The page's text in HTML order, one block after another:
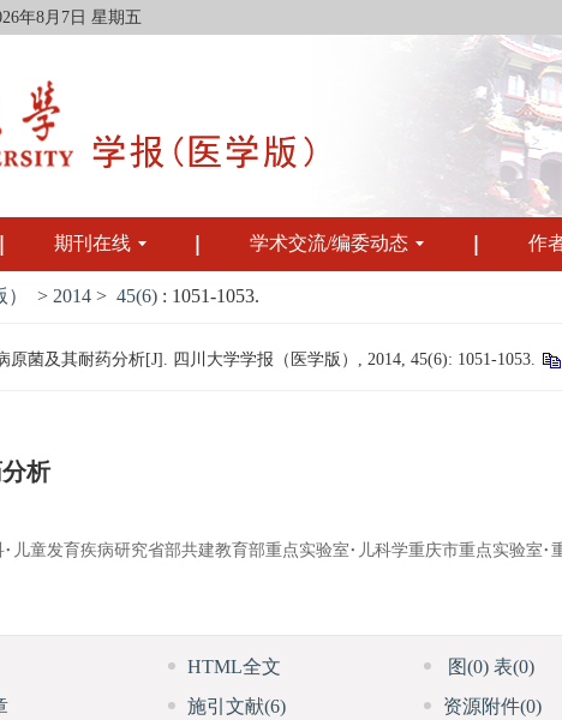
年8月7日 星期五
期刊在线 学术交流/编委动态 作
> 2014 > 45(6) : 1051-1053.
菌及其耐药分析[J]. 四川大学学报（医学版）, 2014, 45(6): 1051-1053.
析
儿童发育疾病研究省部共建教育部重点实验室·儿科学重庆市重点实验室·
HTML全文 图(0)表(0)
施引文献(6) 资源附件(0)